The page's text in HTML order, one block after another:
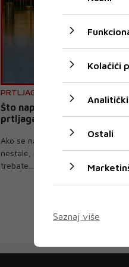
PRTLJAGA
Što napraviti kad vam se
prtljaga?
Ako se nađete u situaciji da su
nestale, postoji nekoliko ključnih
trebate...
Kolačići
Analitički
Ostali
Saznaj više